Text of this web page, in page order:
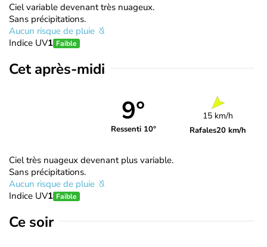
Ciel variable devenant très nuageux.
Sans précipitations.
Aucun risque de pluie
Indice UV1 Faible
Cet après-midi
9°
Ressenti 10°
15 km/h
Rafales20 km/h
Ciel très nuageux devenant plus variable.
Sans précipitations.
Aucun risque de pluie
Indice UV1 Faible
Ce soir